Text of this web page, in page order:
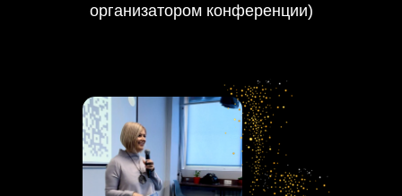
организатором конференции)